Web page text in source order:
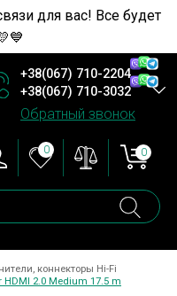
для вас! Все будет
+38(067) 710-2204
+38(067) 710-3032
Обратный звонок
0 0
коннекторы Hi-Fi
HDMI 2.0 Medium 17.5 m